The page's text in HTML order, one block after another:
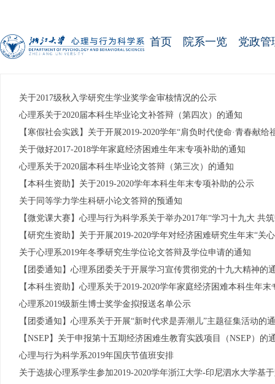
首页 院系一览 党政管
关于2017级秋入学研究生学业奖学金审核情况的公示
心理系关于2020届本科生毕业论文补答辩（第四次）的通知
【寒假社会实践】关于开展2019-2020学年“肩负时代使命·青春献
关于做好2017-2018学年家庭经济困难生年末专项补助的通知
心理系关于2020届本科生毕业论文答辩（第三次）的通知
【本科生资助】关于2019-2020学年本科生年末专项补助的公示
关于同等学力学生科研小论文答辩的预通知
【微党课大赛】心理与行为科学系关于举办2017年“学习十九大 共
【研究生资助】关于开展2019-2020学年对经济困难研究生年末“关
关于心理系2019年冬季研究生学位论文答辩及学位申请的通知
【团委通知】心理系团委关于开展学习宣传贯彻党的十九大精神的
【本科生资助】心理系关于2019-2020学年家庭经济困难本科生年
心理系2019级新生博士奖学金拟报送名单公示
【团委通知】心理系关于开展“新时代求是弄潮儿”主题征集活动的
【NSEP】关于申报第十五期经济困难生教育实践项目（NSEP）的
心理与行为科学系2019年国庆节值班安排
关于选拔心理系学生参加2019-2020学年浙江大学-印尼泗水大学基